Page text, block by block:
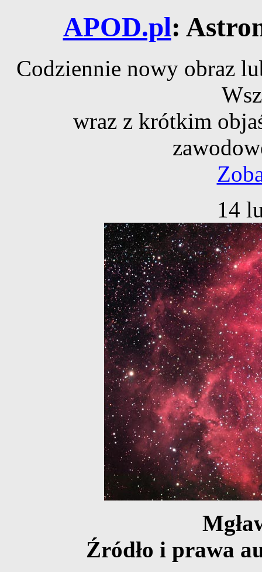
APOD.pl:
Codziennie nowy obraz
wraz z krótkim
14
Źródło i prawa